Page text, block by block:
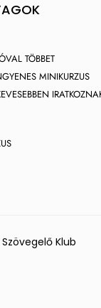
TÖBBET
MINIKURZUS
Klub